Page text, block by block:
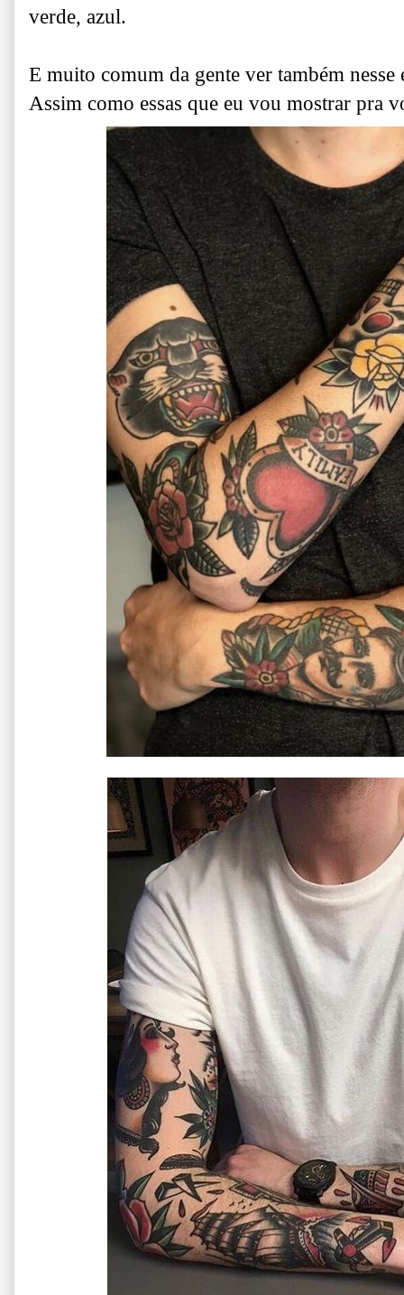
verde, azul.
E muito comum da gente ver também
Assim como essas que eu vou mostrar pra